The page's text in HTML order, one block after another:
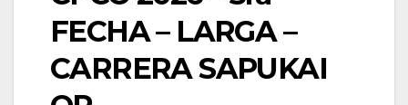
FECHA – LARGA –
CARRERA SAPUKAI